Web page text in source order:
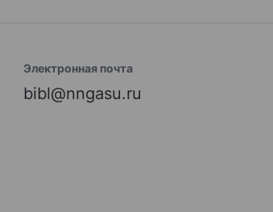
Электронная почта
bibl@nngasu.ru